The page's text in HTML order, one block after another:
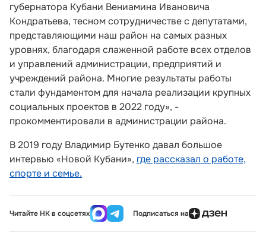
губернатора Кубани Вениамина Ивановича
Кондратьева, тесном сотрудничестве с депутатами,
представляющими наш район на самых разных
уровнях, благодаря слаженной работе всех отделов
и управлений администрации, предприятий и
учреждений района. Многие результаты работы
стали фундаментом для начала реализации крупных
социальных проектов в 2022 году», -
прокомментировали в администрации района.
В 2019 году Владимир Бутенко давал большое
интервью «Новой Кубани», где рассказал о работе,
спорте и семье.
Читайте НК в соцсетях Подписаться на